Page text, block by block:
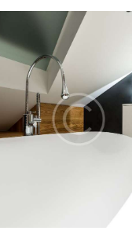
حوض جريك تايد 55 سم بالعامود كامل
EGP3800
2850